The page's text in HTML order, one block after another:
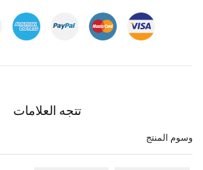
تتجه العلامات
وسوم المنتج